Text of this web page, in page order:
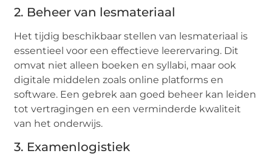
2. Beheer van lesmateriaal
Het tijdig beschikbaar stellen van lesmateriaal is
essentieel voor een effectieve leerervaring. Dit
omvat niet alleen boeken en syllabi, maar ook
digitale middelen zoals online platforms en
software. Een gebrek aan goed beheer kan leiden
tot vertragingen en een verminderde kwaliteit
van het onderwijs.
3. Examenlogistiek